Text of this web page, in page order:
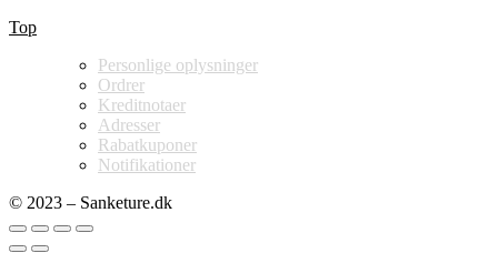
Top
Personlige oplysninger
Ordrer
Kreditnotaer
Adresser
Rabatkuponer
Notifikationer
© 2023 – Sanketure.dk